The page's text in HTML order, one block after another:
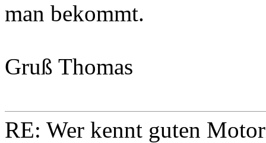
man bekommt.
Gruß Thomas
RE: Wer kennt guten